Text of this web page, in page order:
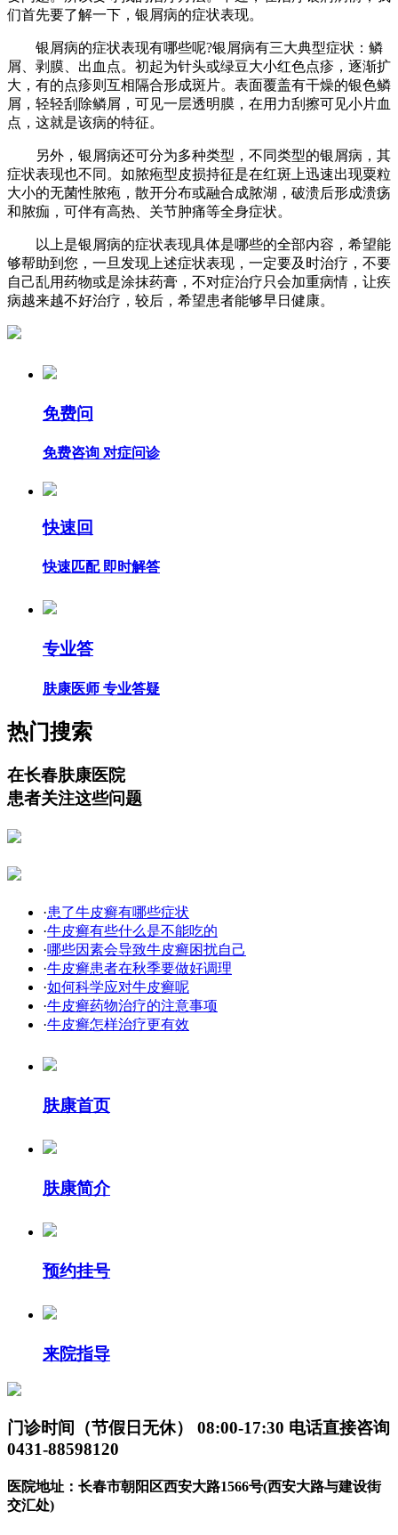
们首先要了解一下，银屑病的症状表现。
银屑病的症状表现有哪些呢?银屑病有三大典型症状：鳞
屑、剥膜、出血点。初起为针头或绿豆大小红色点疹，逐渐扩
大，有的点疹则互相隔合形成斑片。表面覆盖有干燥的银色鳞
屑，轻轻刮除鳞屑，可见一层透明膜，在用力刮擦可见小片血
点，这就是该病的特征。
另外，银屑病还可分为多种类型，不同类型的银屑病，其
症状表现也不同。如脓疱型皮损持征是在红斑上迅速出现粟粒
大小的无菌性脓疱，散开分布或融合成脓湖，破溃后形成溃疡
和脓痂，可伴有高热、关节肿痛等全身症状。
以上是银屑病的症状表现具体是哪些的全部内容，希望能
够帮助到您，一旦发现上述症状表现，一定要及时治疗，不要
自己乱用药物或是涂抹药膏，不对症治疗只会加重病情，让疾
病越来越不好治疗，较后，希望患者能够早日健康。
免费问
免费咨询 对症问诊
快速回
快速匹配 即时解答
专业答
肤康医师 专业答疑
热门搜索
在长春肤康医院
患者关注这些问题
·患了牛皮癣有哪些症状
·牛皮癣有些什么是不能吃的
·哪些因素会导致牛皮癣困扰自己
·牛皮癣患者在秋季要做好调理
·如何科学应对牛皮癣呢
·牛皮癣药物治疗的注意事项
·牛皮癣怎样治疗更有效
肤康首页
肤康简介
预约挂号
来院指导
门诊时间（节假日无休） 08:00-17:30 电话直接咨询
0431-88598120
医院地址：长春市朝阳区西安大路1566号(西安大路与建设街
交汇处)